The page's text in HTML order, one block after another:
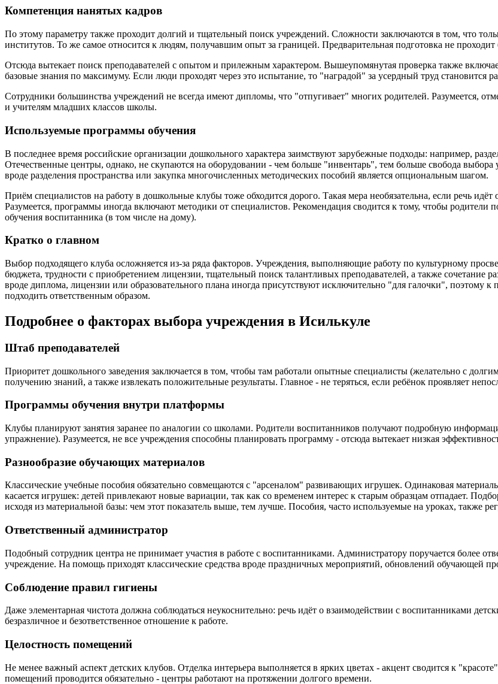
Компетенция нанятых кадров
По этому параметру также проходит долгий и тщательный поиск учреждений. Сложности заключаются в том, что
институтов. То же самое относится к людям, получавшим опыт за границей. Предварительная подготовка не проходит
Отсюда вытекает поиск преподавателей с опытом и прилежным характером. Вышеупомянутая проверка также
базовые знания по максимуму. Если люди проходят через это испытание, то "наградой" за усердный труд становится
Сотрудники большинства учреждений не всегда имеют дипломы, что "отпугивает" многих родителей. Разумеется,
и учителям младших классов школы.
Используемые программы обучения
В последнее время российские организации дошкольного характера заимствуют зарубежные подходы: например,
Отечественные центры, однако, не скупаются на оборудовании - чем больше "инвентарь", тем больше свобода
вроде разделения пространства или закупка многочисленных методических пособий является опциональным шагом.
Приём специалистов на работу в дошкольные клубы тоже обходится дорого. Такая мера необязательна, если речь
Разумеется, программы иногда включают методики от специалистов. Рекомендация сводится к тому, чтобы родители
обучения воспитанника (в том числе на дому).
Кратко о главном
Выбор подходящего клуба осложняется из-за ряда факторов. Учреждения, выполняющие работу по культурному
бюджета, трудности с приобретением лицензии, тщательный поиск талантливых преподавателей, а также сочетание
вроде диплома, лицензии или образовательного плана иногда присутствуют исключительно "для галочки", поэтому к
подходить ответственным образом.
Подробнее о факторах выбора учреждения в Исилькуле
Штаб преподавателей
Приоритет дошкольного заведения заключается в том, чтобы там работали опытные специалисты (желательно с
получению знаний, а также извлекать положительные результаты. Главное - не теряться, если ребёнок проявляет
Программы обучения внутри платформы
Клубы планируют занятия заранее по аналогии со школами. Родители воспитанников получают подробную
упражнение). Разумеется, не все учреждения способны планировать программу - отсюда вытекает низкая
Разнообразие обучающих материалов
Классические учебные пособия обязательно совмещаются с "арсеналом" развивающих игрушек. Одинаковая
касается игрушек: детей привлекают новые вариации, так как со временем интерес к старым образцам отпадает.
исходя из материальной базы: чем этот показатель выше, тем лучше. Пособия, часто используемые на уроках, также
Ответственный администратор
Подобный сотрудник центра не принимает участия в работе с воспитанниками. Администратору поручается более
учреждение. На помощь приходят классические средства вроде праздничных мероприятий, обновлений обучающей
Соблюдение правил гигиены
Даже элементарная чистота должна соблюдаться неукоснительно: речь идёт о взаимодействии с воспитанниками
безразличное и безответственное отношение к работе.
Целостность помещений
Не менее важный аспект детских клубов. Отделка интерьера выполняется в ярких цветах - акцент сводится к
помещений проводится обязательно - центры работают на протяжении долгого времени.